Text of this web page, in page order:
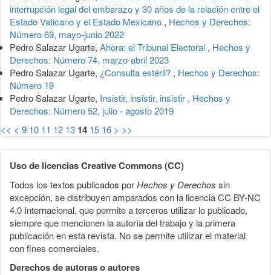
interrupción legal del embarazo y 30 años de la relación entre el
Estado Vaticano y el Estado Mexicano , Hechos y Derechos:
Número 69, mayo-junio 2022
Pedro Salazar Ugarte, Ahora: el Tribunal Electoral , Hechos y
Derechos: Número 74, marzo-abril 2023
Pedro Salazar Ugarte, ¿Consulta estéril? , Hechos y Derechos:
Número 19
Pedro Salazar Ugarte, Insistir, insistir, insistir , Hechos y
Derechos: Número 52, julio - agosto 2019
<< < 9 10 11 12 13 14 15 16 > >>
Uso de licencias Creative Commons (CC)
Todos los textos publicados porHechos y Derechos sin
excepción, se distribuyen amparados con la licencia CC BY-NC
4.0 Internacional, que permite a terceros utilizar lo publicado,
siempre que mencionen la autoría del trabajo y la primera
publicación en esta revista. No se permite utilizar el material
con fines comerciales.
Derechos de autoras o autores